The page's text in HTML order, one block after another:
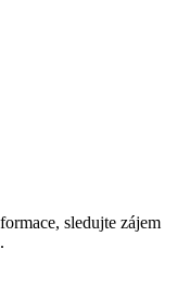
sledujte zájem